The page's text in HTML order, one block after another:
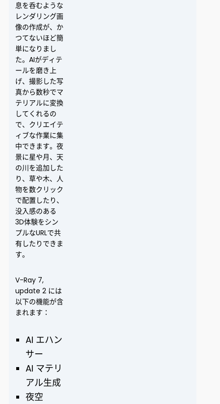
息を呑むような
レンダリング画
像の作成が、か
つてないほど簡
単になりまし
た。AIがディテ
ールを磨き上
げ、撮影した写
真から数秒でマ
テリアルに変換
してくれるの
で、クリエイテ
ィブな作業に集
中できます。夜
景に星や月、天
の川を追加した
り、草や木、人
物を数クリック
で配置したり、
没入感のある
3D体験をシン
プルなURLで共
有したりできま
す。
V-Ray 7,
update 2 には
以下の機能が含
まれます：
AI エハン
サー
AI マテリ
アル生成
夜空